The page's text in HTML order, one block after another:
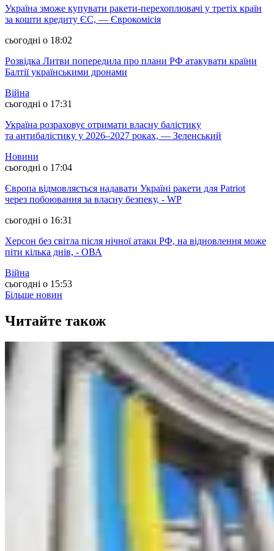
Україна зможе купувати ракети-перехоплювачі у третіх країн
за кошти кредиту ЄС, — Єврокомісія
сьогодні о 18:02
Розвідка Литви попередила про плани РФ атакувати країни
Балтії українськими дронами
Війна
сьогодні о 17:31
Україна розраховує отримати власну балістику
та антибалістику у 2026–2027 роках, — Зеленський
Новини
сьогодні о 17:04
Європа відмовляється надавати Україні ракети для Patriot
через побоювання за власну безпеку, - WP
сьогодні о 16:31
Херсон без світла після нічної атаки РФ, на відновлення може
піти кілька днів, - ОВА
Війна
сьогодні о 15:53
Більше новин
Читайте також